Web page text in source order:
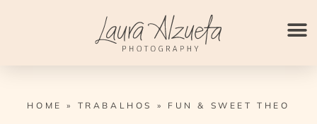
HOME » TRABALHOS » FUN & SWEET THEO